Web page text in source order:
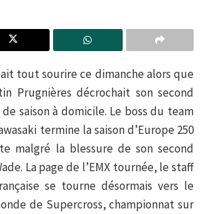
tout sourire ce dimanche alors que
Prugnières décrochait son second
saison à domicile. Le boss du team
termine la saison d’Europe 250
malgré la blessure de son second
La page de l’EMX tournée, le staff
se tourne désormais vers le
de Supercross, championnat sur